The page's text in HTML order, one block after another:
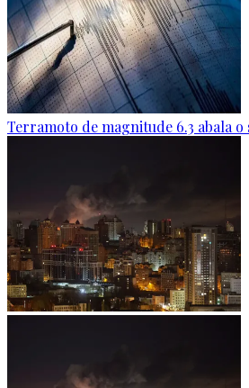
Terramoto de magnitude 6.3 abala o